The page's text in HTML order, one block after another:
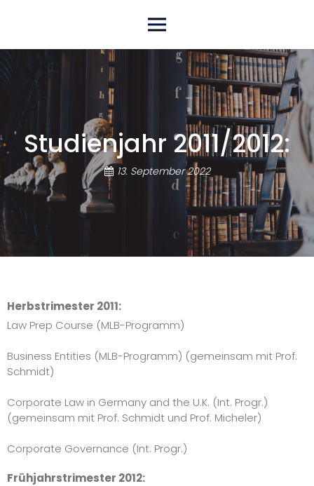
content
Studienjahr 2011/2012:
13. September 2022
Herbstrimester 2011:
Law Prep Course (MLB-Programm)
Business Entities (MLB-Programm) (gemeinsam mit Prof.
Schmidt)
Corporate Law in Germany and the U.K. (Int. Progr.)
(gemeinsam mit Prof. Schmidt und Prof. Micheler)
Corporate Governance (Int. Progr.)
Frühjahrstrimester 2012: